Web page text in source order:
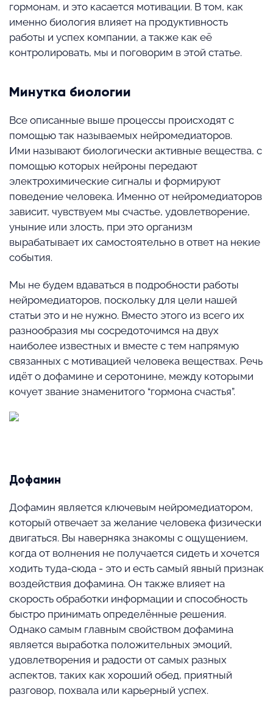
гормонам, и это касается мотивации. В том, как
именно биология влияет на продуктивность
работы и успех компании, а также как её
контролировать, мы и поговорим в этой статье.
Минутка биологии
Все описанные выше процессы происходят с
помощью так называемых нейромедиаторов.
Ими называют биологически активные вещества, с
помощью которых нейроны передают
электрохимические сигналы и формируют
поведение человека. Именно от нейромедиаторов
зависит, чувствуем мы счастье, удовлетворение,
уныние или злость, при это организм
вырабатывает их самостоятельно в ответ на некие
события.
Мы не будем вдаваться в подробности работы
нейромедиаторов, поскольку для цели нашей
статьи это и не нужно. Вместо этого из всего их
разнообразия мы сосредоточимся на двух
наиболее известных и вместе с тем напрямую
связанных с мотивацией человека веществах. Речь
идёт о дофамине и серотонине, между которыми
кочует звание знаменитого “гормона счастья”.
Дофамин
Дофамин является ключевым нейромедиатором,
который отвечает за желание человека физически
двигаться. Вы наверняка знакомы с ощущением,
когда от волнения не получается сидеть и хочется
ходить туда-сюда - это и есть самый явный признак
воздействия дофамина. Он также влияет на
скорость обработки информации и способность
быстро принимать определённые решения.
Однако самым главным свойством дофамина
является выработка положительных эмоций,
удовлетворения и радости от самых разных
аспектов, таких как хороший обед, приятный
разговор, похвала или карьерный успех.